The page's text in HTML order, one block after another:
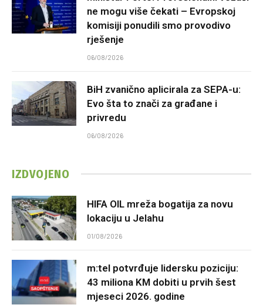
ne mogu više čekati – Evropskoj
komisiji ponudili smo provodivo
rješenje
06/08/2026
BiH zvanično aplicirala za SEPA-u:
Evo šta to znači za građane i
privredu
06/08/2026
IZDVOJENO
HIFA OIL mreža bogatija za novu
lokaciju u Jelahu
01/08/2026
m:tel potvrđuje lidersku poziciju:
43 miliona KM dobiti u prvih šest
mjeseci 2026. godine